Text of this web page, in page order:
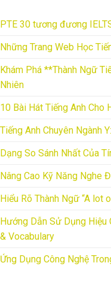
PTE 30 tương đương
Những Trang Web Học
Khám Phá **Thành Ngữ
Nhiên
10 Bài Hát Tiếng Anh Cho
Tiếng Anh Chuyên Ngành
Dạng So Sánh Nhất Của
Nâng Cao Kỹ Năng Nghe
Hiểu Rõ Thành Ngữ “A lot
Hướng Dẫn Sử Dụng Hiệu
& Vocabulary
Ứng Dụng Công Nghệ